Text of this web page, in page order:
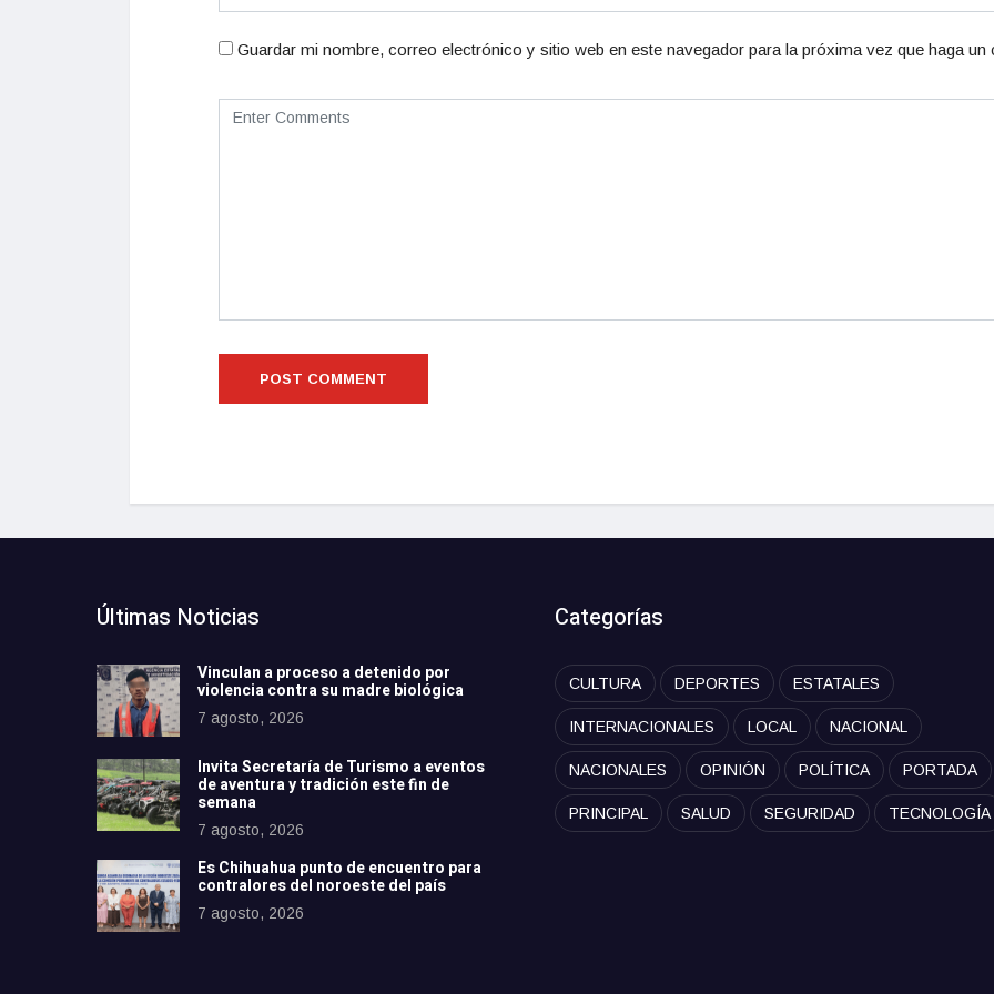
Guardar mi nombre, correo electrónico y sitio web en este navegador para la próxima vez que haga un
Últimas Noticias
Vinculan a proceso a detenido por
violencia contra su madre biológica
7 agosto, 2026
Invita Secretaría de Turismo a eventos
de aventura y tradición este fin de
semana
7 agosto, 2026
Es Chihuahua punto de encuentro para
contralores del noroeste del país
7 agosto, 2026
Categorías
CULTURA DEPORTES ESTATALES
INTERNACIONALES LOCAL NACIONAL
NACIONALES OPINIÓN POLÍTICA PORTADA
PRINCIPAL SALUD SEGURIDAD TECNOLOGÍA